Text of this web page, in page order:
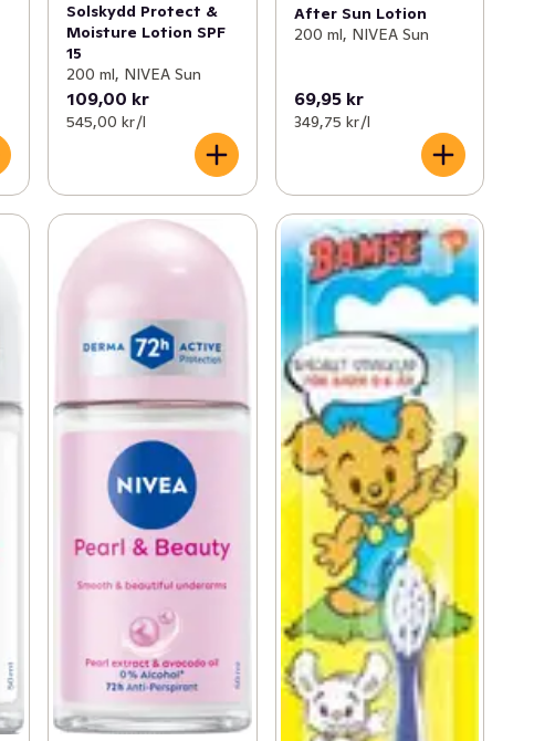
Solskydd Protect &
Moisture Lotion SPF
15
200 ml, NIVEA Sun
109,00 kr
545,00 kr /l
After Sun Lotion
200 ml, NIVEA Sun
69,95 kr
349,75 kr /l